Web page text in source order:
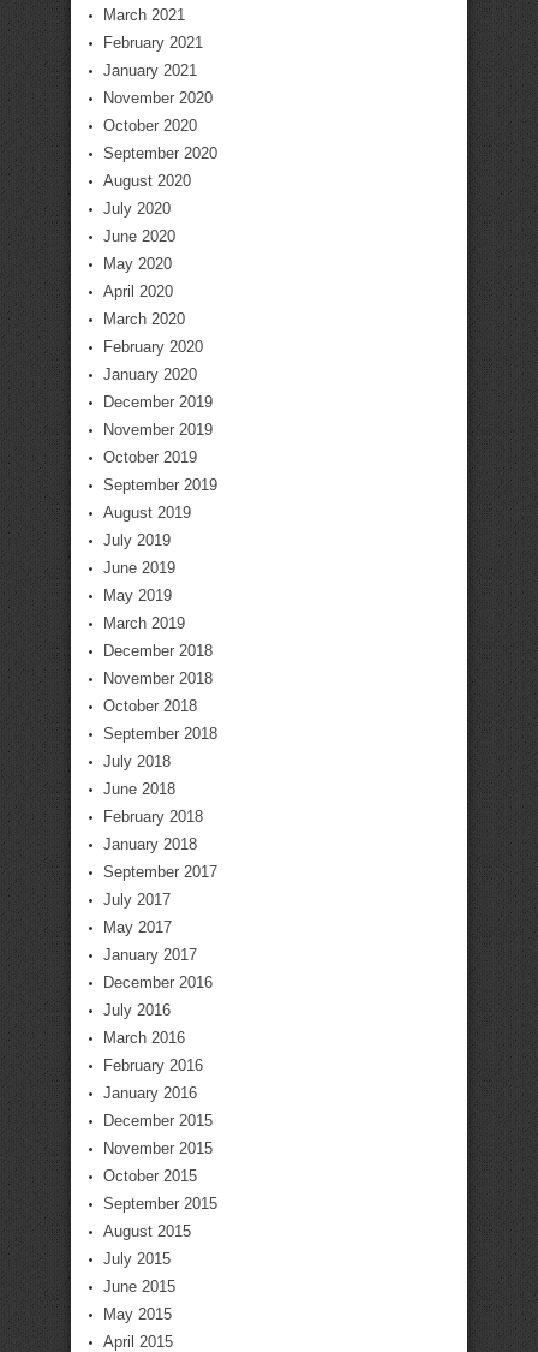
March 2021
February 2021
January 2021
November 2020
October 2020
September 2020
August 2020
July 2020
June 2020
May 2020
April 2020
March 2020
February 2020
January 2020
December 2019
November 2019
October 2019
September 2019
August 2019
July 2019
June 2019
May 2019
March 2019
December 2018
November 2018
October 2018
September 2018
July 2018
June 2018
February 2018
January 2018
September 2017
July 2017
May 2017
January 2017
December 2016
July 2016
March 2016
February 2016
January 2016
December 2015
November 2015
October 2015
September 2015
August 2015
July 2015
June 2015
May 2015
April 2015